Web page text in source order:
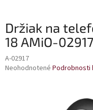
Držiak na
18 AMiO-02917
A-02917
Priemerné
Neohodnotené Podrobnosti